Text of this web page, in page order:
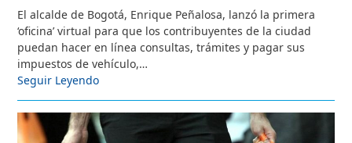
El alcalde de Bogotá, Enrique Peñalosa, lanzó la primera
‘oficina’ virtual para que los contribuyentes de la ciudad
puedan hacer en línea consultas, trámites y pagar sus
impuestos de vehículo,…
Seguir Leyendo